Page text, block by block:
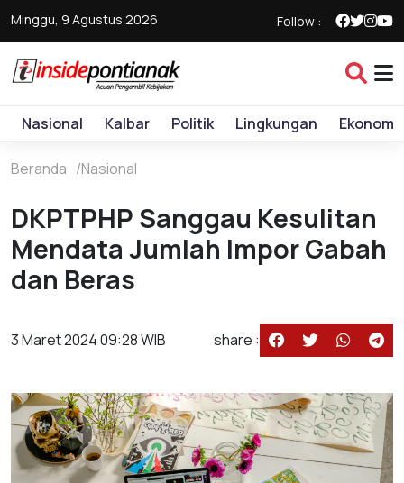
Minggu, 9 Agustus 2026 Follow :
Nasional Kalbar Politik Lingkungan Ekonomi
Beranda Nasional
DKPTPHP Sanggau Kesulitan
Mendata Jumlah Impor Gabah
dan Beras
3 Maret 2024 09:28 WIB share :